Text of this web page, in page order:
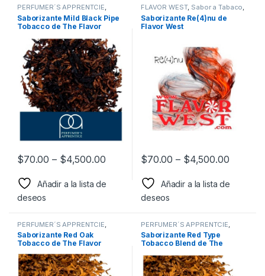
PERFUMER´S APPRENTCIE,
Sabor a Tabaco,Sabores
Tabaco,Saborizantes
Saborizante Mild Black Pipe
Tobacco de The Flavor
$70.00 – $4,500.00
Añadir a la lista de
deseos
FLAVOR WEST, Sabor a Tabaco,
Sabores Tabaco ,Saborizantes
Saborizante Re(4)nu de
Flavor West
$70.00 – $4,500.00
Añadir a la lista de
deseos
PERFUMER´S APPRENTCIE
Sabor a Tabaco Sabores
Tabaco,Saborizantes
Saborizante Red Oak
Tobacco de The Flavor
Apprentice
PERFUMER´S APPRENTCIE
Sabor a Tabaco Sabores
Tabaco,Saborizantes
Saborizante Red Type
Tobacco Blend de The